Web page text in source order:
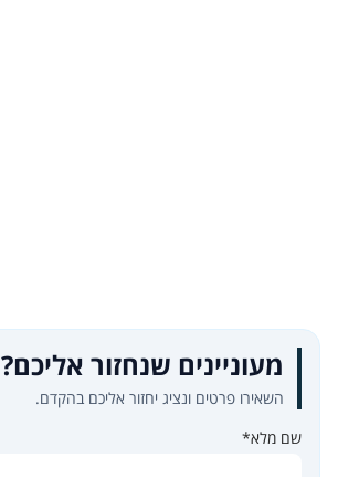
מעוניינים שנחזור אליכם?
השאירו פרטים ונציג יחזור אליכם בהקדם.
שם מלא*